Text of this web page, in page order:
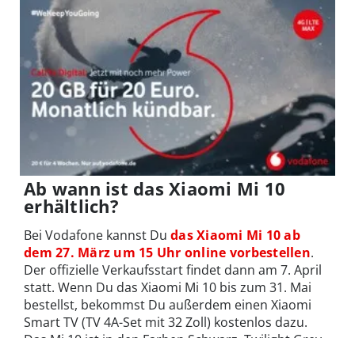
Ab wann ist das Xiaomi Mi 10
erhältlich?
Bei Vodafone kannst Du das Xiaomi Mi 10 ab
dem 27. März um 15 Uhr online vorbestellen.
Der offizielle Verkaufsstart findet dann am 7. April
statt. Wenn Du das Xiaomi Mi 10 bis zum 31. Mai
bestellst, bekommst Du außerdem einen Xiaomi
Smart TV (TV 4A-Set mit 32 Zoll) kostenlos dazu.